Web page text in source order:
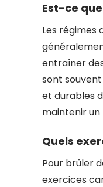
Est-ce
Les régimes
entraîner
sont
et durables
maintenir un
Quels
Pour brûler
exercices